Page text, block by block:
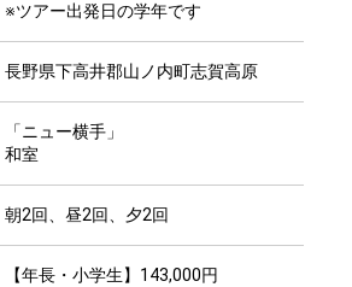
※ツアー出発日の学年です
長野県下高井郡山ノ内町志賀高原
「ニュー横手」
和室
朝2回、昼2回、夕2回
【年長・小学生】143,000円